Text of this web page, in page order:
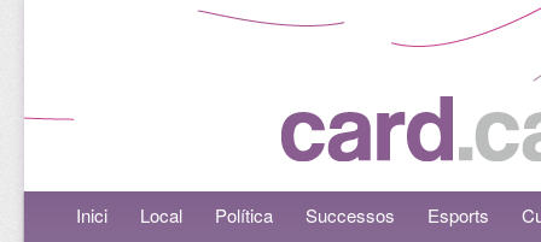
Menú principalAneu al contingut principal
Aneu al contingut secundari
Inici Local Política Successos Esports